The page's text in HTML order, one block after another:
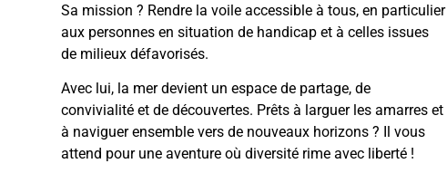
Sa mission ? Rendre la voile accessible à tous, en particulier
aux personnes en situation de handicap et à celles issues
de milieux défavorisés.
Avec lui, la mer devient un espace de partage, de
convivialité et de découvertes. Prêts à larguer les amarres et
à naviguer ensemble vers de nouveaux horizons ? Il vous
attend pour une aventure où diversité rime avec liberté !